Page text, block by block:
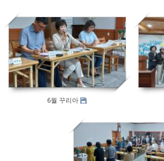
476
6월 꾸리아
559